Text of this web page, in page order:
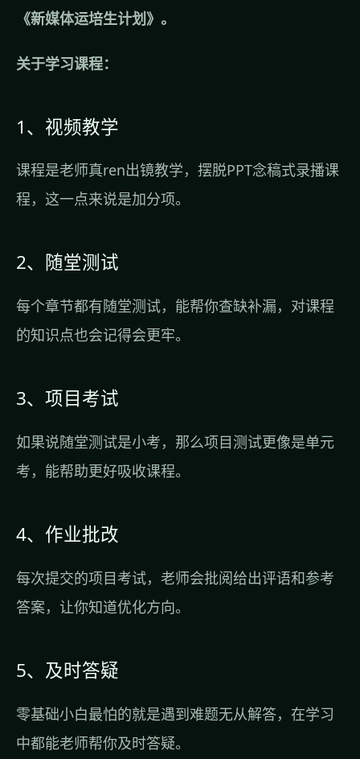
《新媒体运培生计划》。
关于学习课程：
1、视频教学
课程是老师真ren出镜教学，摆脱PPT念稿式录播课
程，这一点来说是加分项。
2、随堂测试
每个章节都有随堂测试，能帮你查缺补漏，对课程
的知识点也会记得会更牢。
3、项目考试
如果说随堂测试是小考，那么项目测试更像是单元
考，能帮助更好吸收课程。
4、作业批改
每次提交的项目考试，老师会批阅给出评语和参考
答案，让你知道优化方向。
5、及时答疑
零基础小白最怕的就是遇到难题无从解答，在学习
中都能老师帮你及时答疑。